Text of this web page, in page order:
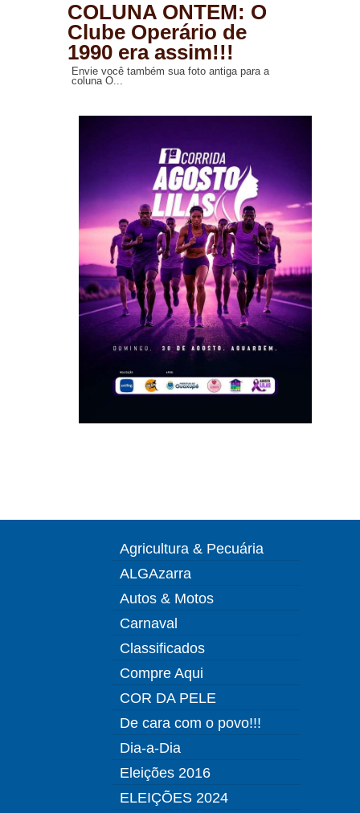
COLUNA ONTEM: O
Clube Operário de
1990 era assim!!!
Envie você também sua foto antiga para a
coluna O...
Agricultura & Pecuária
ALGAzarra
Autos & Motos
Carnaval
Classificados
Compre Aqui
COR DA PELE
De cara com o povo!!!
Dia-a-Dia
Eleições 2016
ELEIÇÕES 2024